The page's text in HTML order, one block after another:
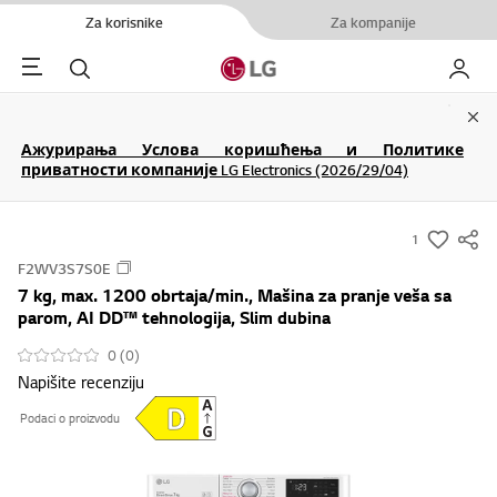
Za korisnike Za kompanije
Menu Pretraga Moj LG
Ажурирања Услова коришћења и Политике
приватности компаније LG Electronics (2026/29/04)
1
s
m
F2WV3S7S0E
7 kg, max. 1200 obrtaja/min., Mašina za pranje veša sa
parom, AI DD™ tehnologija, Slim dubina
0 (0)
Napišite recenziju
Podaci o proizvodu